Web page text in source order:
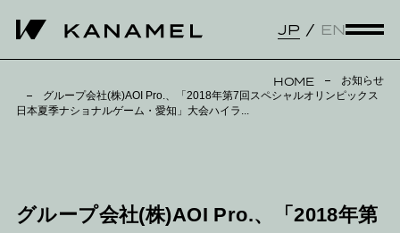
JP EN
HOME
お知らせ
グループ会社(株)AOI Pro.、「2018年第7回スペシャルオリンピックス
日本夏季ナショナルゲーム・愛知」大会ハイラ...
グループ会社(株)AOI Pro.、「2018年第